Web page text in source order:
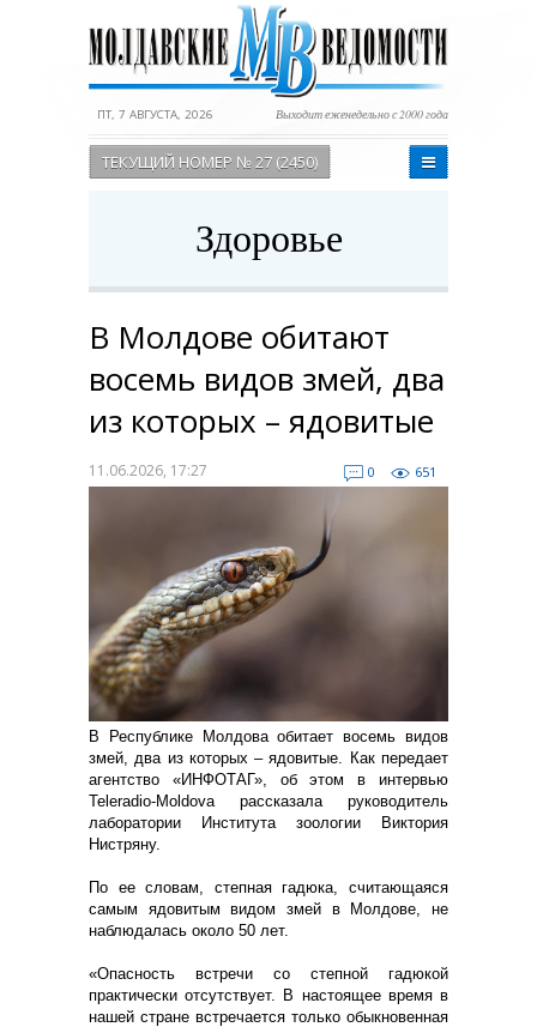
ПТ, 7 АВГУСТА, 2026 Выходит еженедельно с 2000 года
ТЕКУЩИЙ НОМЕР № 27 (2450)
Здоровье
В Молдове обитают
восемь видов змей, два
из которых – ядовитые
11.06.2026, 17:27 0 651
В Республике Молдова обитает восемь видов
змей, два из которых – ядовитые. Как передает
агентство «ИНФОТАГ», об этом в интервью
Teleradio-Moldova рассказала руководитель
лаборатории Института зоологии Виктория
Нистряну.
По ее словам, степная гадюка, считающаяся
самым ядовитым видом змей в Молдове, не
наблюдалась около 50 лет.
«Опасность встречи со степной гадюкой
практически отсутствует. В настоящее время в
нашей стране встречается только обыкновенная